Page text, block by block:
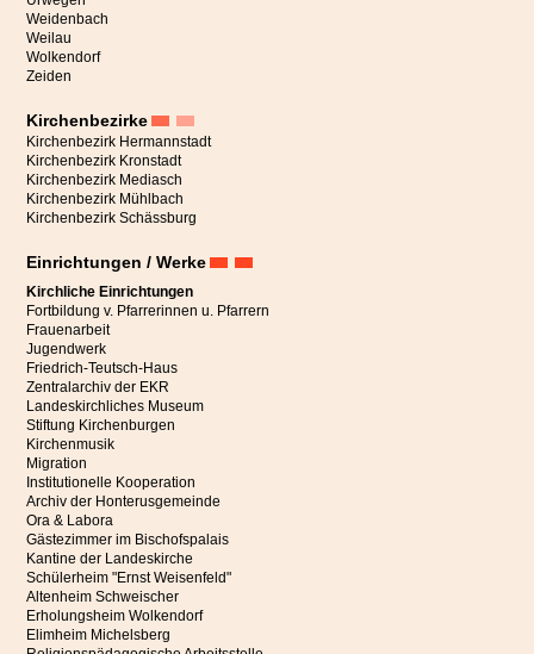
Weidenbach
Weilau
Wolkendorf
Zeiden
Kirchenbezirke
Kirchenbezirk Hermannstadt
Kirchenbezirk Kronstadt
Kirchenbezirk Mediasch
Kirchenbezirk Mühlbach
Kirchenbezirk Schässburg
Einrichtungen / Werke
Kirchliche Einrichtungen
Fortbildung v. Pfarrerinnen u. Pfarrern
Frauenarbeit
Jugendwerk
Friedrich-Teutsch-Haus
Zentralarchiv der EKR
Landeskirchliches Museum
Stiftung Kirchenburgen
Kirchenmusik
Migration
Institutionelle Kooperation
Archiv der Honterusgemeinde
Ora & Labora
Gästezimmer im Bischofspalais
Kantine der Landeskirche
Schülerheim "Ernst Weisenfeld"
Altenheim Schweischer
Erholungsheim Wolkendorf
Elimheim Michelsberg